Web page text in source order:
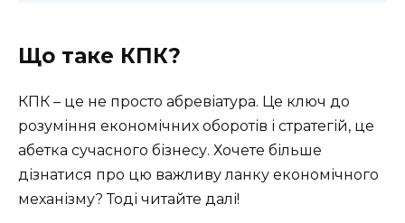
Що таке КПК?
КПК – це не просто абревіатура. Це ключ до
розуміння економічних оборотів і стратегій, це
абетка сучасного бізнесу. Хочете більше
дізнатися про цю важливу ланку економічного
механізму? Тоді читайте далі!